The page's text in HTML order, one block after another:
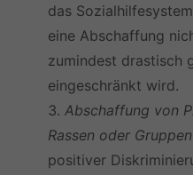
das
eine Abschaffung
zumindest drastisch
eingeschränkt wird.
Abschaffung von
Rassen oder Gruppen
positiver